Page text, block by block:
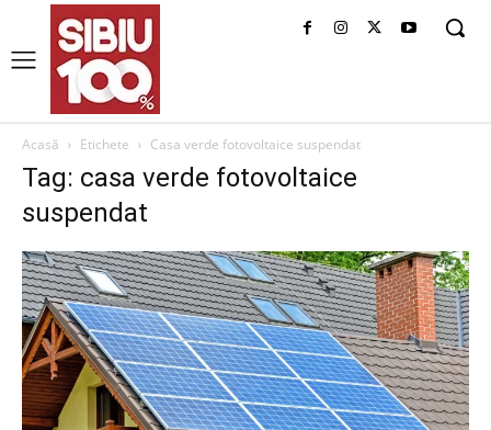
Acasă Etichete Casa verde fotovoltaice suspendat
Tag: casa verde fotovoltaice
suspendat